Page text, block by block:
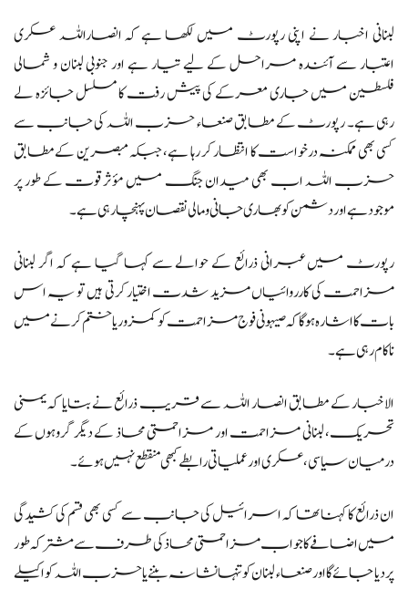
لبنانی اخبار نے اپنی رپورٹ میں لکھا ہے کہ انصاراللہ عسکری
اعتبار سے آئندہ مراحل کے لیے تیار ہے اور جنوبی لبنان و شمالی
فلسطین میں جاری معرکے کی پیش رفت کا مسلسل جائزہ لے
رہی ہے۔ رپورٹ کے مطابق صنعاء حزب اللہ کی جانب سے
کسی بھی ممکنہ درخواست کا انتظار کر رہا ہے، جبکہ مبصرین کے مطابق
حزب اللہ اب بھی میدان جنگ میں مؤثر قوت کے طور پر
موجود ہے اور دشمن کو بھاری جانی و مالی نقصان پہنچا رہی ہے۔
رپورٹ میں عبرانی ذرائع کے حوالے سے کہا گیا ہے کہ اگر لبنانی
مزاحمت کی کارروائیاں مزید شدت اختیار کرتی ہیں تو یہ اس
بات کا اشارہ ہوگا کہ صیہونی فوج مزاحمت کو کمزور یا ختم کرنے میں
ناکام رہی ہے۔
الاخبار کے مطابق انصار اللہ سے قریب ذرائع نے بتایا کہ یمنی
تحریک، لبنانی مزاحمت اور مزاحمتی محاذ کے دیگر گروہوں کے
درمیان سیاسی، عسکری اور عملیاتی رابطے کبھی منقطع نہیں ہوئے۔
ان ذرائع کا کہنا تھا کہ اسرائیل کی جانب سے کسی بھی قسم کی کشیدگی
میں اضافے کا جواب مزاحمتی محاذ کی طرف سے مشترکہ طور
پر دیا جائے گا اور صنعاء لبنان کو تنہا نشانہ بننے یا حزب اللہ کو اکیلے